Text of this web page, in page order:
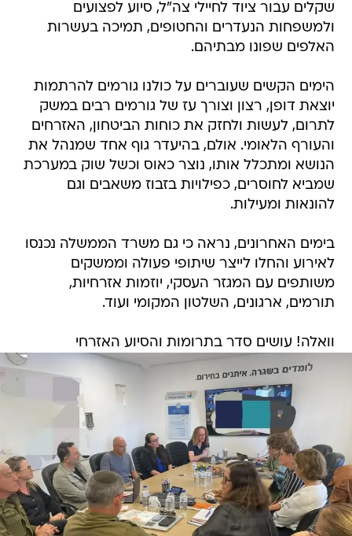
שקלים עבור ציוד לחיילי צה"ל, סיוע לפצועים
ולמשפחות הנעדרים והחטופים, תמיכה בעשרות
האלפים שפונו מבתיהם.
הימים הקשים שעוברים על כולנו גורמים להרתמות
יוצאת דופן, רצון וצורך עז של גורמים רבים במשק
לתרום, לעשות ולחזק את כוחות הביטחון, האזרחים
והעורף הלאומי. אולם, בהיעדר גוף אחד שמנהל את
הנושא ומתכלל אותו, נוצר כאוס וכשל שוק במערכת
שמביא לחוסרים, כפילויות בזבוז משאבים וגם
להונאות ומעילות.
בימים האחרונים, נראה כי גם משרד הממשלה נכנסו
לאירוע והחלו לייצר שיתופי פעולה וממשקים
משותפים עם המגזר העסקי, יוזמות אזרחיות,
תורמים, ארגונים, השלטון המקומי ועוד.
וואלה! עושים סדר בתרומות והסיוע האזרחי